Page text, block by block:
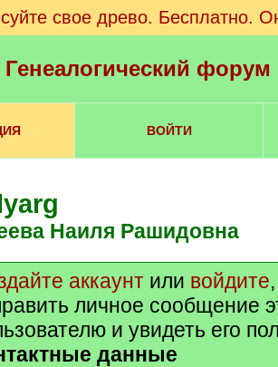
свое древо. Бесплатно.
Генеалогический
ВОЙТИ
Наиля Рашидовна
аккаунт или войдите
личное сообщение
и увидеть его
данные